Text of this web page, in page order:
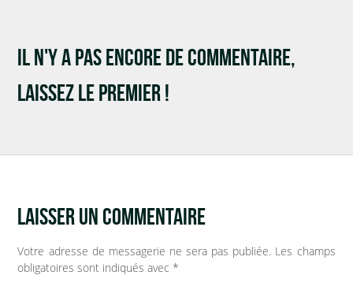
IL N'Y A PAS ENCORE DE COMMENTAIRE,
LAISSEZ LE PREMIER !
LAISSER UN COMMENTAIRE
Votre adresse de messagerie ne sera pas publiée. Les champs
obligatoires sont indiqués avec*